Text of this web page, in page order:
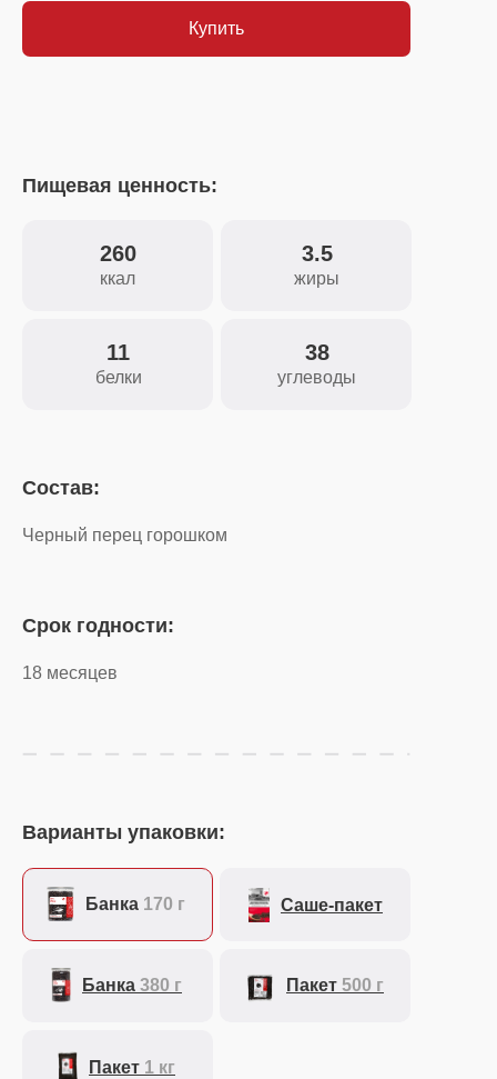
Саше-пакет
Пакет 500 г
260
ккал
11
белки
3.5
жиры
Банка 380 г
Банка 170 г
38
углеводы
Купить
Пищевая ценность:
Состав:
Черный перец горошком
Срок годности:
18 месяцев
Варианты упаковки:
Пакет 1 кг